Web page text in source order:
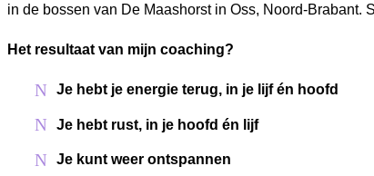
in de bossen van De Maashorst in Oss, Noord-Brabant.
Het resultaat van mijn coaching?
Je hebt je energie terug, in je lijf én hoofd
Je hebt rust, in je hoofd én lijf
Je kunt weer ontspannen